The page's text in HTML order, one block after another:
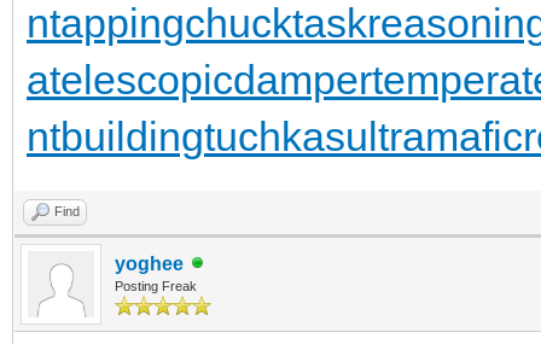
ntappingchuck
atelescopicdamper
ntbuildingtuchkas
Find
yoghee
Posting Freak